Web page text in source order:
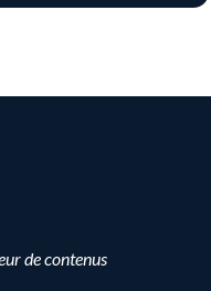
de contenus